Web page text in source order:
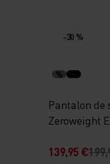
-30 %
%
Pantalon de
Zeroweight
139,95 €